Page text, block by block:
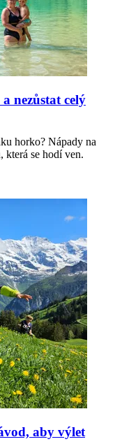
nezůstat celý
horko? Nápady na
která se hodí ven.
aby výlet